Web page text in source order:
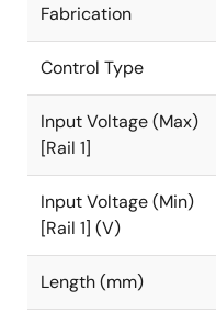
Fabrication
Control Type
Input Voltage (Max)
[Rail 1]
Input Voltage (Min)
[Rail 1] (V)
Length (mm)